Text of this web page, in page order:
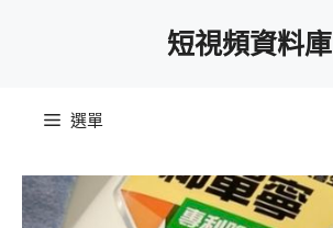
短視頻資料庫
選單